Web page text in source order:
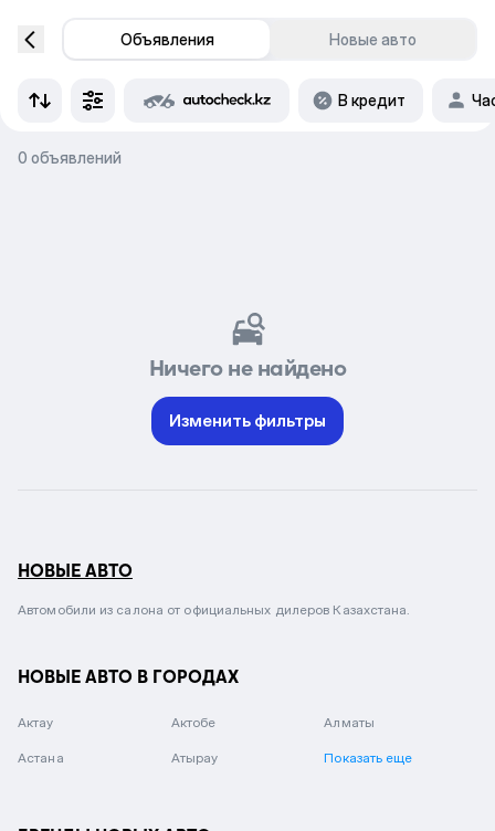
Объявления Новые авто
В кредит
0 объявлений
Ничего не найдено
Изменить фильтры
НОВЫЕ АВТО
Автомобили из салона от официальных дилеров Казахстана.
НОВЫЕ АВТО В ГОРОДАХ
Актау Актобе Алматы
Астана Атырау Показать еще